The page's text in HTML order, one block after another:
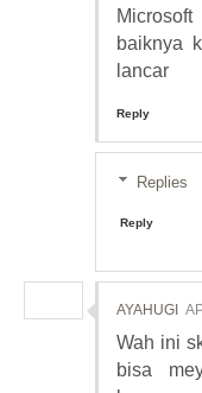
baiknya
lancar
Reply
Replies
Reply
AYAHUGI
Wah ini
bisa